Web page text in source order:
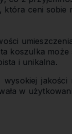
która ceni sobie
koszulka może
i unikalna.
jakości
w